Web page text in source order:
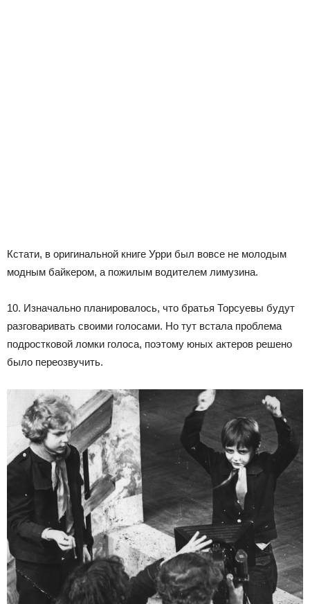
Кстати, в оригинальной книге Урри был вовсе не молодым
модным байкером, а пожилым водителем лимузина.
10. Изначально планировалось, что братья Торсуевы будут
разговаривать своими голосами. Но тут встала проблема
подростковой ломки голоса, поэтому юных актеров решено
было переозвучить.